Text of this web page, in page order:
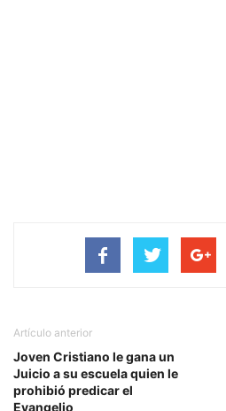
Artículo anterior
Joven Cristiano le gana un
Juicio a su escuela quien le
prohibió predicar el
Evangelio